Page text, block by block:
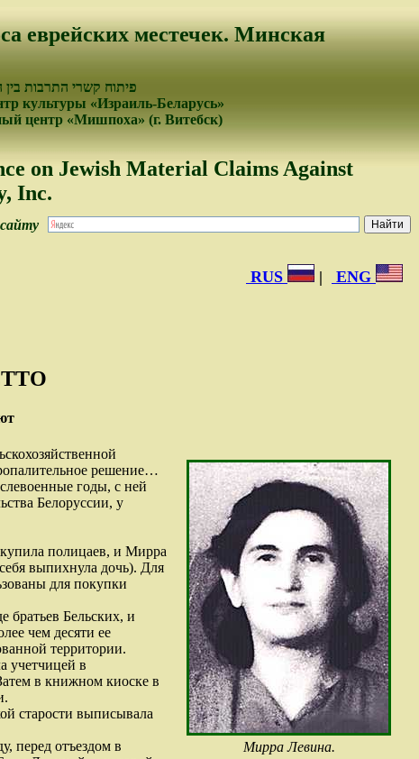
еврейских местечек. Минская
פיתוח קשרי התרבות
культуры «Израиль-Беларусь»
центр «Мишпоха» (г. Витебск)
on Jewish Material Claims Against
Inc.
RUS | ENG
Мирра Левина.
решение…
годы, с ней
Белоруссии, у
полицаев, и Мирра
выпихнула дочь). Для
для покупки
братьев Бельских, и
чем десяти ее
территории.
учетчицей в
в книжном киоске в
старости выписывала
перед отъездом в